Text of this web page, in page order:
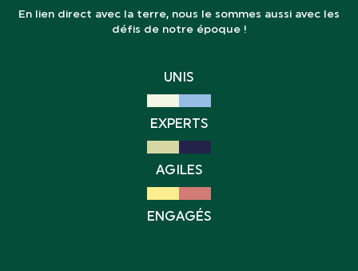
En lien direct avec la terre, nous le sommes aussi avec les
défis de notre époque !
UNIS
EXPERTS
AGILES
ENGAGÉS